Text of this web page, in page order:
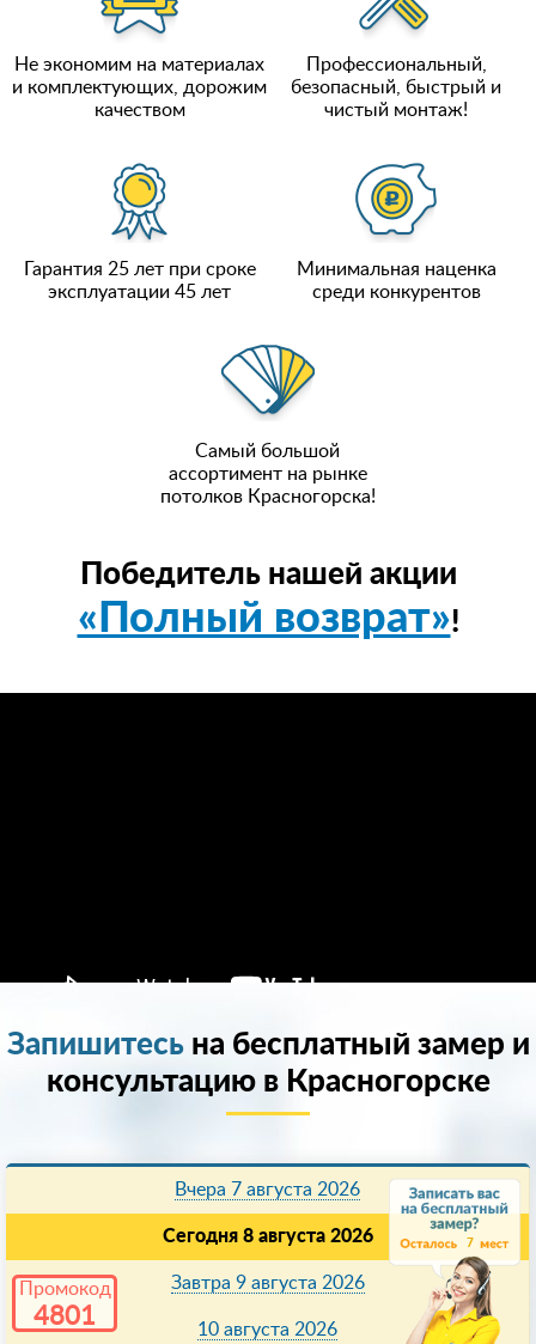
7
Промокод
4801
Не экономим на материалах
и комплектующих, дорожим
качеством
Профессиональный,
безопасный, быстрый и
чистый монтаж!
Гарантия 25 лет при сроке
эксплуатации 45 лет
Минимальная наценка
среди конкурентов
Самый большой
ассортимент на рынке
потолков Красногорска!
Победитель нашей акции
«Полный возврат»!
Запишитесьна бесплатный замер и
консультацию в Красногорске
Вчера 7 августа 2026
Сегодня 8 августа 2026
Завтра 9 августа 2026
10 августа 2026